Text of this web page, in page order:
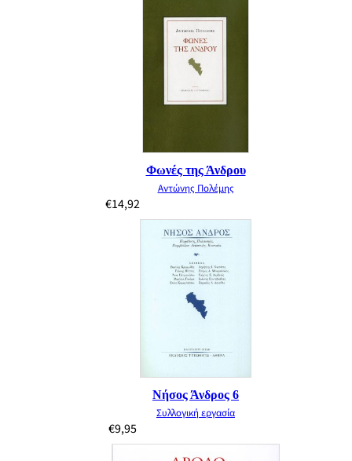
Φωνές της Άνδρου
Αντώνης Πολέμης
€14,92
Νήσος Άνδρος 6
Συλλογική εργασία
€9,95